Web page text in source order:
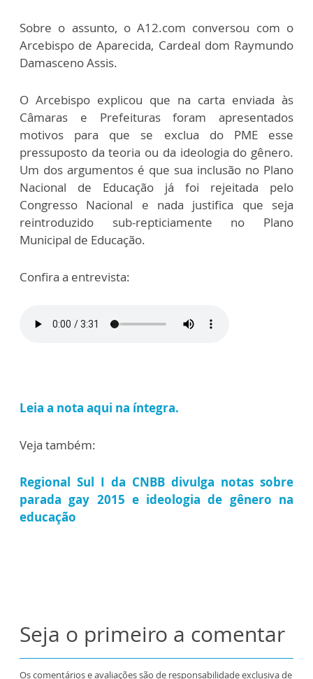
Sobre o assunto, o A12.com conversou com o
Arcebispo de Aparecida, Cardeal dom Raymundo
Damasceno Assis.
O Arcebispo explicou que na carta enviada às
Câmaras e Prefeituras foram apresentados
motivos para que se exclua do PME esse
pressuposto da teoria ou da ideologia do gênero.
Um dos argumentos é que sua inclusão no Plano
Nacional de Educação já foi rejeitada pelo
Congresso Nacional e nada justifica que seja
reintroduzido sub-repticiamente no Plano
Municipal de Educação.
Confira a entrevista:
Leia a nota aqui na íntegra.
Veja também:
Regional Sul I da CNBB divulga notas sobre
parada gay 2015 e ideologia de gênero na
educação
Seja o primeiro a comentar
Os comentários e avaliações são de responsabilidade exclusiva de